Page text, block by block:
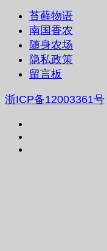
苔藓物语
南国香农
随身农场
隐私政策
留言板
浙ICP备12003361号